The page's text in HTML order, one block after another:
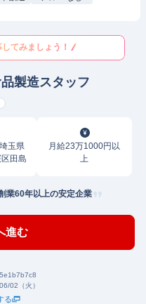
てみましょう！
製造スタッフ
玉県
田島
月給23万1000円以
上
業60年以上の安定企業
進む
02（火）
る